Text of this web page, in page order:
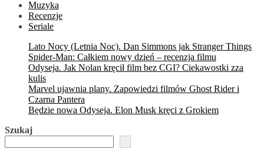
Muzyka
Recenzje
Seriale
Lato Nocy (Letnia Noc). Dan Simmons jak Stranger Things
Spider-Man: Całkiem nowy dzień – recenzja filmu
Odyseja. Jak Nolan kręcił film bez CGI? Ciekawostki zza
kulis
Marvel ujawnia plany. Zapowiedzi filmów Ghost Rider i
Czarna Pantera
Będzie nowa Odyseja. Elon Musk kręci z Grokiem
Szukaj